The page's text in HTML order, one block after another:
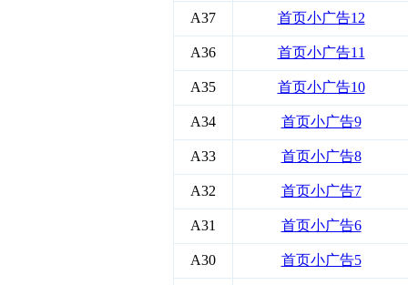
A37 首页小广告12
A36 首页小广告11
A35 首页小广告10
A34 首页小广告9
A33 首页小广告8
A32 首页小广告7
A31 首页小广告6
A30 首页小广告5